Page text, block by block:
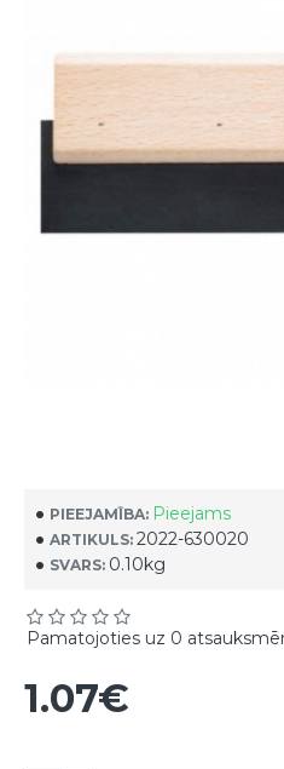
PIEEJAMĪBA: Pieejams
ARTIKULS: 2022-630020
SVARS: 0.10kg
Pamatojoties uz 0
1.07€